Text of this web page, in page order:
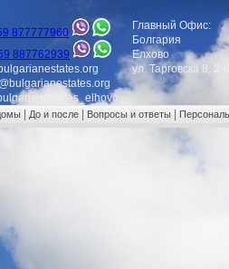
877777960
887762939
Главный Офис:
Болгария
Елхово
ул. Тарговска 8, 2-й
До и после Вопросы и ответы